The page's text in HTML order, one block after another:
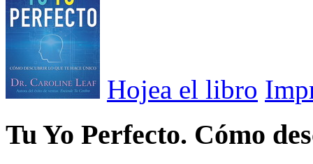
Hojea el libro
Tu Yo Perfecto. Cómo